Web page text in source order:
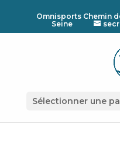
Omnisports Chemin
Seine
Sélectionner une